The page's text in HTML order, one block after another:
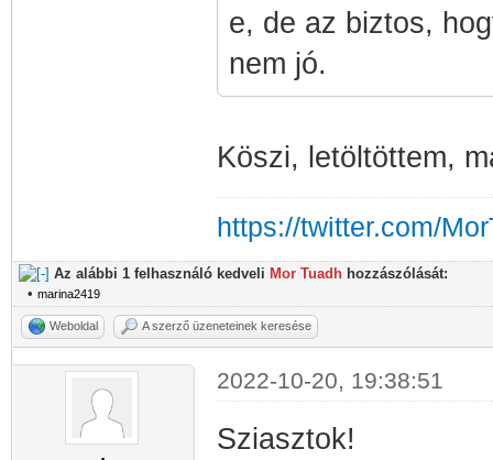
e, de az biztos,
nem jó.
Köszi, letöltöttem,
https://twitter.com/
Az alábbi 1 felhasználó kedveli Mor Tuadh hozzászólását:
• marina2419
Weboldal A szerző üzeneteinek keresése
2022-10-20, 19:38:51
Sziasztok!